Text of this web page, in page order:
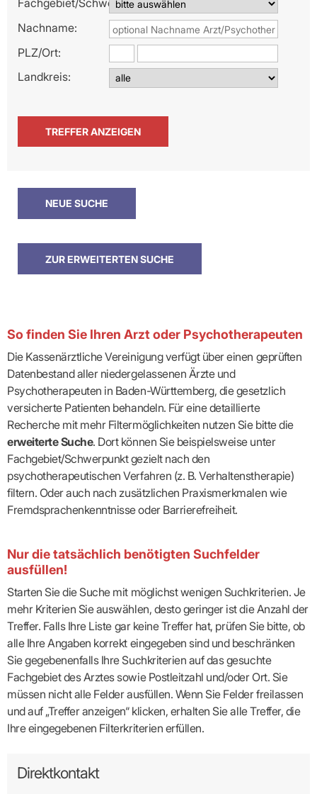
Nachname:
PLZ/Ort:
Landkreis:
So finden Sie Ihren Arzt oder Psychotherapeuten
Die Kassenärztliche Vereinigung verfügt über einen geprüften
Datenbestand aller niedergelassenen Ärzte und
Psychotherapeuten in Baden-Württemberg, die gesetzlich
versicherte Patienten behandeln. Für eine detaillierte
Recherche mit mehr Filtermöglichkeiten nutzen Sie bitte die
erweiterte Suche. Dort können Sie beispielsweise unter
Fachgebiet/Schwerpunkt gezielt nach den
psychotherapeutischen Verfahren (z. B. Verhaltenstherapie)
filtern. Oder auch nach zusätzlichen Praxismerkmalen wie
Fremdsprachenkenntnisse oder Barrierefreiheit.
Nur die tatsächlich benötigten Suchfelder
ausfüllen!
Starten Sie die Suche mit möglichst wenigen Suchkriterien. Je
mehr Kriterien Sie auswählen, desto geringer ist die Anzahl der
Treffer. Falls Ihre Liste gar keine Treffer hat, prüfen Sie bitte, ob
alle Ihre Angaben korrekt eingegeben sind und beschränken
Sie gegebenenfalls Ihre Suchkriterien auf das gesuchte
Fachgebiet des Arztes sowie Postleitzahl und/oder Ort. Sie
müssen nicht alle Felder ausfüllen. Wenn Sie Felder freilassen
und auf „Treffer anzeigen“ klicken, erhalten Sie alle Treffer, die
Ihre eingegebenen Filterkriterien erfüllen.
Direktkontakt